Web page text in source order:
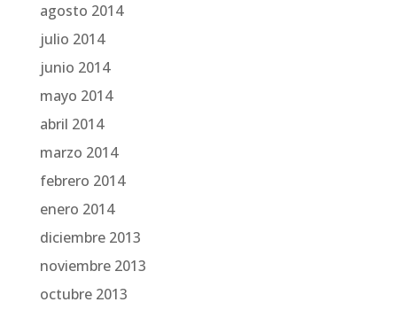
agosto 2014
julio 2014
junio 2014
mayo 2014
abril 2014
marzo 2014
febrero 2014
enero 2014
diciembre 2013
noviembre 2013
octubre 2013